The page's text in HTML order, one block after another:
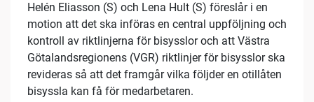
Helén Eliasson (S) och Lena Hult (S) föreslår i en
motion att det ska införas en central uppföljning och
kontroll av riktlinjerna för bisysslor och att Västra
Götalandsregionens (VGR) riktlinjer för bisysslor ska
revideras så att det framgår vilka följder en otillåten
bisyssla kan få för medarbetaren.